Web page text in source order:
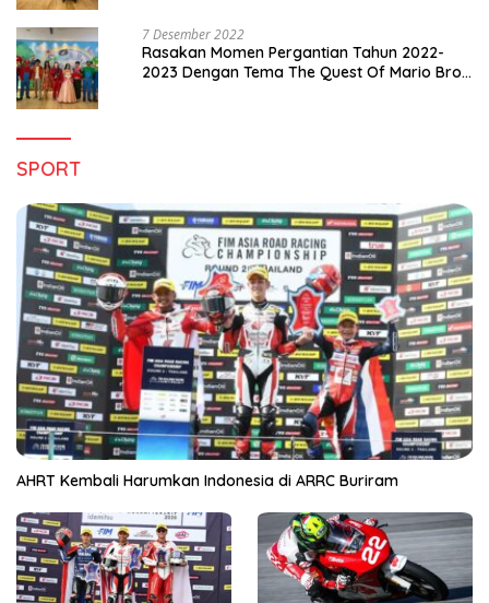
7 Desember 2022
Rasakan Momen Pergantian Tahun 2022-
2023 Dengan Tema The Quest Of Mario Bros
SPORT
AHRT Kembali Harumkan Indonesia di ARRC Buriram